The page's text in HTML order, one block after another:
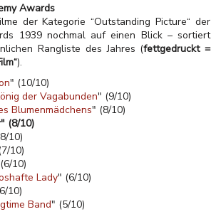
Awards
der Kategorie “Outstanding Picture“ der
1939 nochmal auf einen Blick – sortiert
Rangliste des Jahres (fettgedruckt =
).
" (10/10)
der Vagabunden" (9/10)
Blumenmädchens" (8/10)
(8/10)
10)
10)
10)
Lady" (6/10)
10)
Band" (5/10)